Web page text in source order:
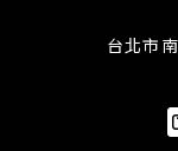
台北市